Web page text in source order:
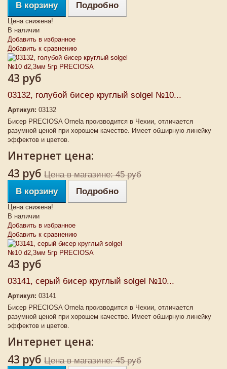
В корзину
Подробно
Цена снижена!
В наличии
Добавить в избранное
Добавить к сравнению
43 руб
03132, голубой бисер круглый solgel №10...
Артикул: 03132
Бисер PRECIOSA Ornela производится в Чехии, отличается
разумной ценой при хорошем качестве. Имеет обширную линейку
эффектов и цветов.
Интернет цена:
43 руб Цена в магазине: 45 руб
В корзину
Подробно
Цена снижена!
В наличии
Добавить в избранное
Добавить к сравнению
43 руб
03141, серый бисер круглый solgel №10...
Артикул: 03141
Бисер PRECIOSA Ornela производится в Чехии, отличается
разумной ценой при хорошем качестве. Имеет обширную линейку
эффектов и цветов.
Интернет цена:
43 руб Цена в магазине: 45 руб